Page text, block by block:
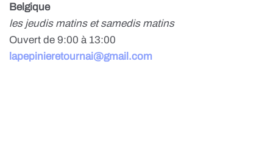
Belgique
les jeudis matins et samedis matins
Ouvert de 9:00 à 13:00
lapepinieretournai@gmail.com